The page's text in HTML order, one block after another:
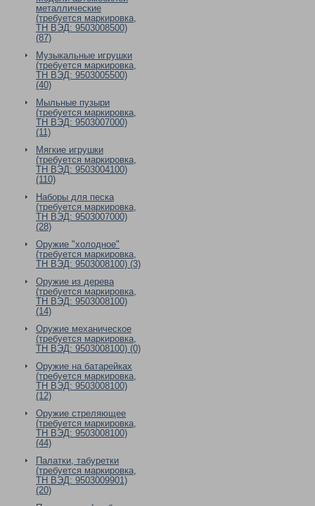
металлические
(требуется маркировка,
ТН ВЭД: 9503008500)
(87)
Музыкальные игрушки
(требуется маркировка,
ТН ВЭД: 9503005500)
(40)
Мыльные пузыри
(требуется маркировка,
ТН ВЭД: 9503007000)
(11)
Мягкие игрушки
(требуется маркировка,
ТН ВЭД: 9503004100)
(110)
Наборы для песка
(требуется маркировка,
ТН ВЭД: 9503007000)
(28)
Оружие "холодное"
(требуется маркировка,
ТН ВЭД: 9503008100) (3)
Оружие из дерева
(требуется маркировка,
ТН ВЭД: 9503008100)
(14)
Оружие механическое
(требуется маркировка,
ТН ВЭД: 9503008100) (0)
Оружие на батарейках
(требуется маркировка,
ТН ВЭД: 9503008100)
(12)
Оружие стреляющее
(требуется маркировка,
ТН ВЭД: 9503008100)
(44)
Палатки, табуретки
(требуется маркировка,
ТН ВЭД: 9503009901)
(20)